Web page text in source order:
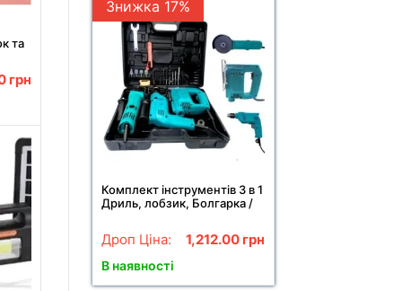
та
грн
Знижка 17%
Комплект інструментів 3 в 1
Дриль, лобзик, Болгарка /
Дроп Ціна: 1,212.00 грн
В наявності